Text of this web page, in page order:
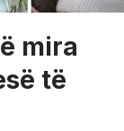
mira
të